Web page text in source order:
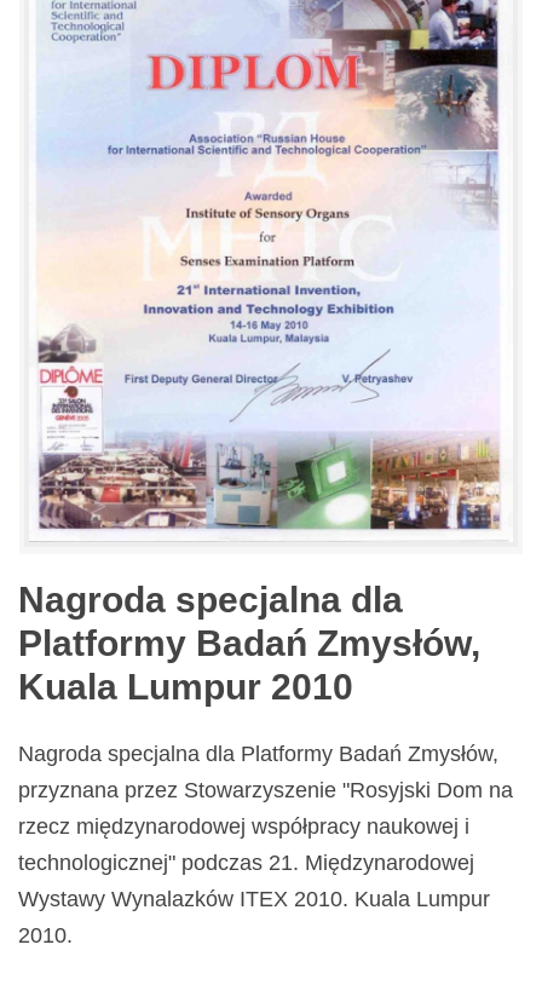
Nagroda specjalna dla
Platformy Badań Zmysłów,
Kuala Lumpur 2010
Nagroda specjalna dla Platformy Badań Zmysłów,
przyznana przez Stowarzyszenie "Rosyjski Dom na
rzecz międzynarodowej współpracy naukowej i
technologicznej" podczas 21. Międzynarodowej
Wystawy Wynalazków ITEX 2010. Kuala Lumpur
2010.